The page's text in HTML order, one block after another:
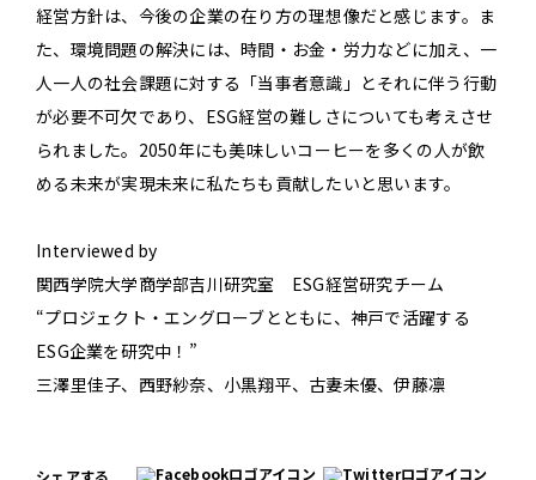
経営方針は、今後の企業の在り方の理想像だと感じます。ま
た、環境問題の解決には、時間・お金・労力などに加え、一
人一人の社会課題に対する「当事者意識」とそれに伴う行動
が必要不可欠であり、ESG経営の難しさについても考えさせ
られました。2050年にも美味しいコーヒーを多くの人が飲
める未来が実現未来に私たちも貢献したいと思います。
Interviewed by
関西学院大学商学部吉川研究室 ESG経営研究チーム
“プロジェクト・エングローブとともに、神戸で活躍する
ESG企業を研究中！”
三澤里佳子、西野紗奈、小黒翔平、古妻未優、伊藤凛
シェアする